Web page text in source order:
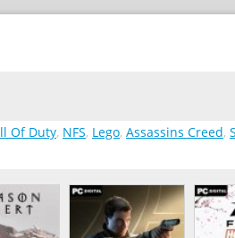
Of Duty, NFS, Lego, Assassins Creed,